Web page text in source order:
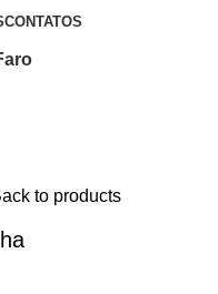
CONTATOS
to products